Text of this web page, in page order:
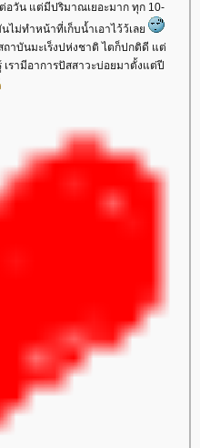
อวัน แต่มีปริมาณเยอะมาก ทุก 10-
ไม่ทำหน้าที่เก็บน้ำเอาไว้ว้เล
ถาบันมะเร็งปห่งชาติ ไตก็ปกติดี แต่
รามีอาการปัสสาวะบ่อยมาตั้งแต่ปี